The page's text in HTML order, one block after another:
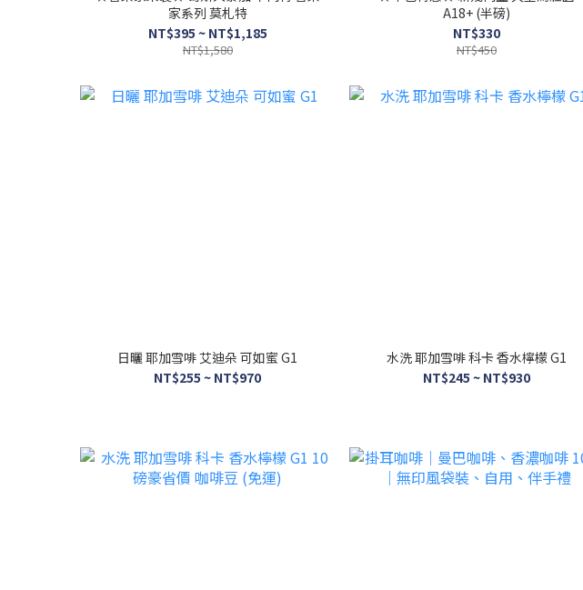
家系列 莫札特
NT$395 ~ NT$1,185
NT$1,580
A18+ (半磅)
NT$330
NT$450
日曬 耶加雪啡 艾迪朵 可如蜜 G1
NT$255 ~ NT$970
水洗 耶加雪啡 科卡 香水檸檬 G1
NT$245 ~ NT$930